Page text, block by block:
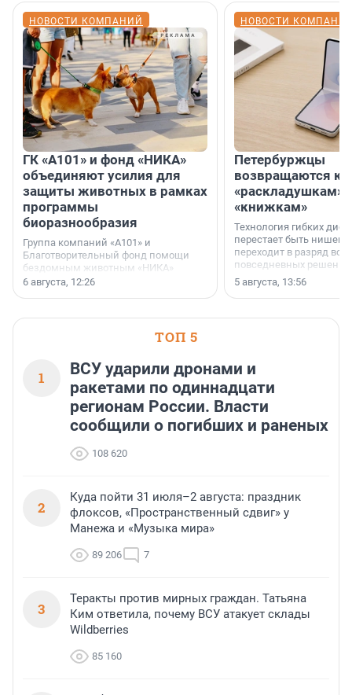
НОВОСТИ КОМПАНИЙ
ГК «А101» и фонд «НИКА»
объединяют усилия для
защиты животных в рамках
программы
биоразнообразия
Группа компаний «А101» и
Благотворительный фонд помощи
бездомным животным «НИКА»
заключили соглашение о
6 августа, 12:26
НОВОСТИ
Петербуржцы
возвращаются к
«раскладушкам»
«книжкам»
Технология гибких
перестает быть
переходит в разряд
повседневных
5 августа, 13:56
ТОП 5
1
ВСУ ударили дронами и
ракетами по одиннадцати
регионам России. Власти
сообщили о погибших и раненых
108 620
2
Куда пойти 31 июля–2 августа: праздник
флоксов, «Пространственный сдвиг» у
Манежа и «Музыка мира»
89 206 7
3
Теракты против мирных граждан. Татьяна
Ким ответила, почему ВСУ атакует склады
Wildberries
85 160